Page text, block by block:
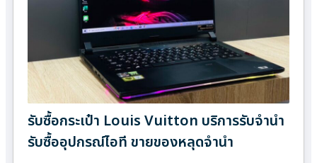
รับซื้อกระเป๋า Louis Vuitton บริการรับจำนำ
รับซื้ออุปกรณ์ไอที ขายของหลุดจำนำ